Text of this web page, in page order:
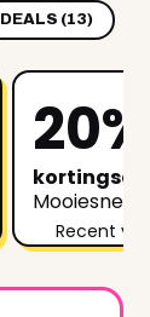
DEALS (13)
20%
Recent